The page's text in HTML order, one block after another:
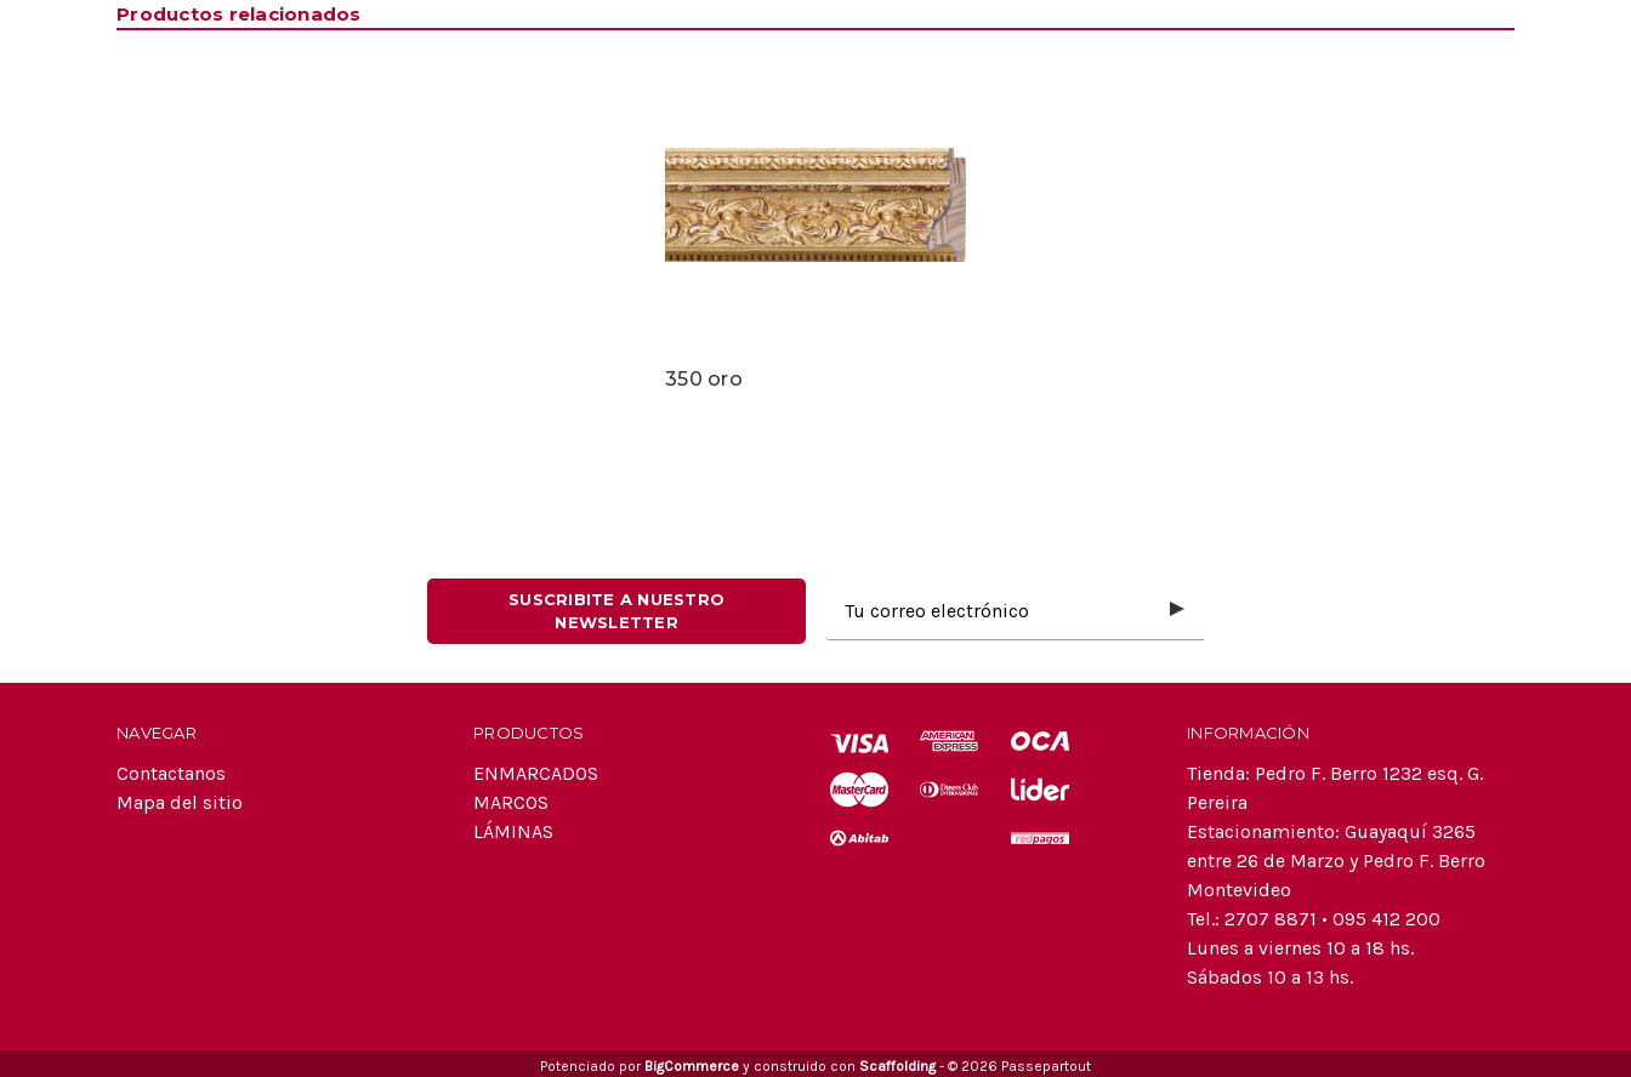
Productos relacionados
350 oro
SUSCRIBITE A NUESTRO
NEWSLETTER
electrónico
NAVEGAR
Contactanos
Mapa del sitio
PRODUCTOS
ENMARCADOS
MARCOS
LÁMINAS
INFORMACIÓN
Tienda: Pedro F. Berro 1232 esq. G.
Pereira
Estacionamiento: Guayaquí 3265
entre 26 de Marzo y Pedro F. Berro
Montevideo
Tel.: 2707 8871 • 095 412 200
Lunes a viernes 10 a 18 hs.
Sábados 10 a 13 hs.
Potenciado por BigCommerce y construido con Scaffolding © 2026 Passepartout